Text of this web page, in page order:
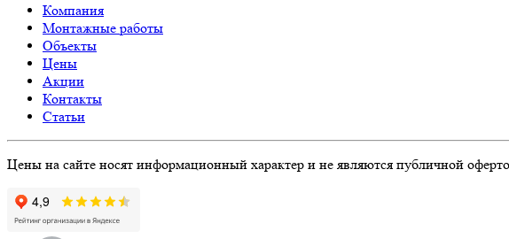
Компания
Монтажные работы
Объекты
Цены
Акции
Контакты
Статьи
Цены на сайте носят информационный характер и не являются публичной